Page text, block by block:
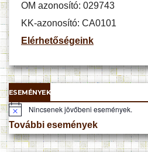
OM azonosító: 029743
KK-azonosító: CA0101
Elérhetőségeink
ESEMÉNYEK
N
o
t
i
Nincsenek jövőbeni események.
További események